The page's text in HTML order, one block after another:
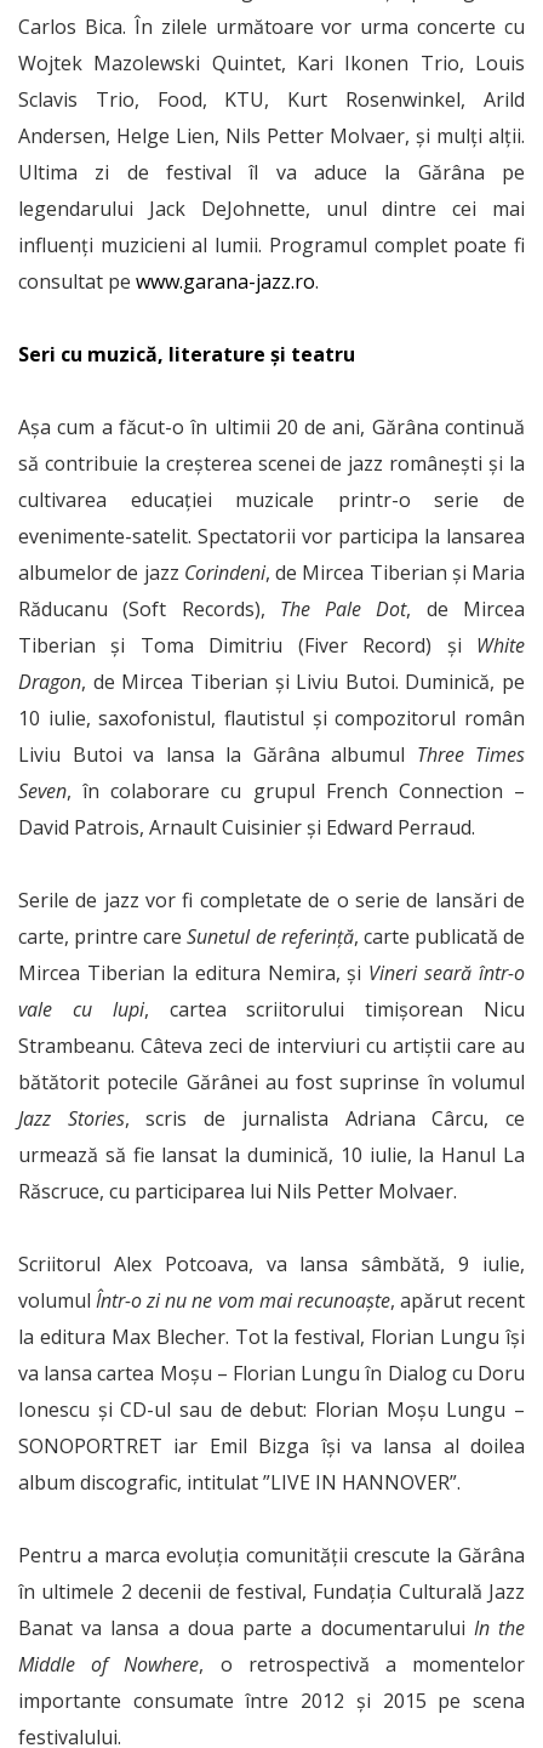
Carlos Bica. În zilele următoare vor urma concerte cu
Wojtek Mazolewski Quintet, Kari Ikonen Trio, Louis
Sclavis Trio, Food, KTU, Kurt Rosenwinkel, Arild
Andersen, Helge Lien, Nils Petter Molvaer, şi mulţi alţii.
Ultima zi de festival îl va aduce la Gărâna pe
legendarului Jack DeJohnette, unul dintre cei mai
influenţi muzicieni al lumii. Programul complet poate fi
consultat pe www.garana-jazz.ro.
Seri cu muzică, literature și teatru
Aşa cum a făcut-o în ultimii 20 de ani, Gărâna continuă
să contribuie la creşterea scenei de jazz româneşti şi la
cultivarea educaţiei muzicale printr-o serie de
evenimente-satelit. Spectatorii vor participa la lansarea
albumelor de jazz Corindeni, de Mircea Tiberian şi Maria
Răducanu (Soft Records), The Pale Dot, de Mircea
Tiberian şi Toma Dimitriu (Fiver Record) şi White
Dragon, de Mircea Tiberian şi Liviu Butoi. Duminică, pe
10 iulie, saxofonistul, flautistul şi compozitorul român
Liviu Butoi va lansa la Gărâna albumul Three Times
Seven, în colaborare cu grupul French Connection –
David Patrois, Arnault Cuisinier şi Edward Perraud.
Serile de jazz vor fi completate de o serie de lansări de
carte, printre careSunetul de referinţă, carte publicată de
Mircea Tiberian la editura Nemira, şi Vineri seară într-o
vale cu lupi, cartea scriitorului timişorean Nicu
Strambeanu. Câteva zeci de interviuri cu artiştii care au
bătătorit potecile Gărânei au fost suprinse în volumul
Jazz Stories, scris de jurnalista Adriana Cârcu, ce
urmează să fie lansat la duminică, 10 iulie, la Hanul La
Răscruce, cu participarea lui Nils Petter Molvaer.
Scriitorul Alex Potcoava, va lansa sâmbătă, 9 iulie,
volumulÎntr-o zi nu ne vom mai recunoaşte, apărut recent
la editura Max Blecher. Tot la festival, Florian Lungu îşi
va lansa cartea Moşu – Florian Lungu în Dialog cu Doru
Ionescu şi CD-ul sau de debut: Florian Moşu Lungu –
SONOPORTRET iar Emil Bizga îşi va lansa al doilea
album discografic, intitulat ”LIVE IN HANNOVER”.
Pentru a marca evoluţia comunităţii crescute la Gărâna
în ultimele 2 decenii de festival, Fundaţia Culturală Jazz
Banat va lansa a doua parte a documentarului In the
Middle of Nowhere, o retrospectivă a momentelor
importante consumate între 2012 şi 2015 pe scena
festivalului.